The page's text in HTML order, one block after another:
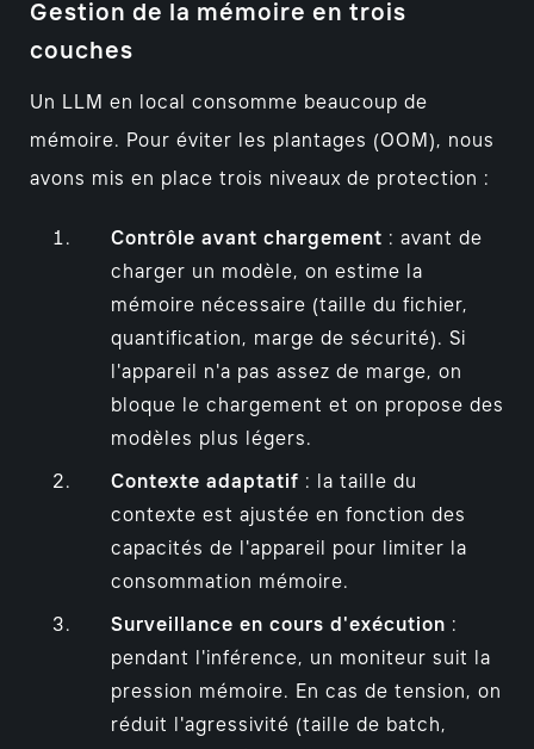
Gestion de la mémoire en trois
couches
Un LLM en local consomme beaucoup de
mémoire. Pour éviter les plantages (OOM), nous
avons mis en place trois niveaux de protection :
Contrôle avant chargement : avant de
charger un modèle, on estime la
mémoire nécessaire (taille du fichier,
quantification, marge de sécurité). Si
l'appareil n'a pas assez de marge, on
bloque le chargement et on propose des
modèles plus légers.
Contexte adaptatif : la taille du
contexte est ajustée en fonction des
capacités de l'appareil pour limiter la
consommation mémoire.
Surveillance en cours d'exécution :
pendant l'inférence, un moniteur suit la
pression mémoire. En cas de tension, on
réduit l'agressivité (taille de batch,